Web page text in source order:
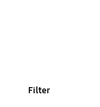
Filter